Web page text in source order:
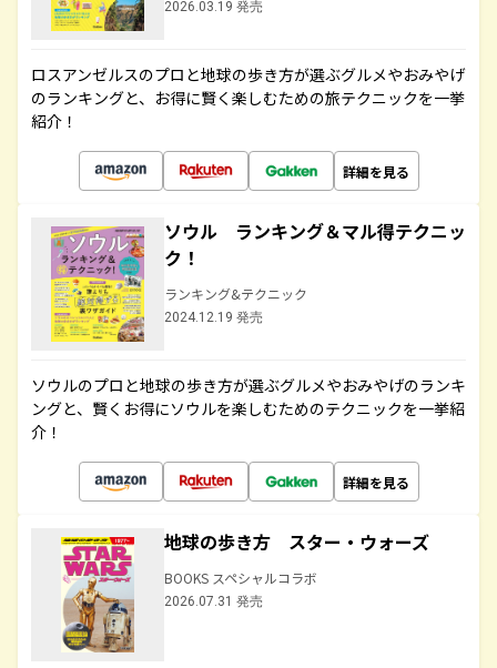
2026.03.19 発売
ロスアンゼルスのプロと地球の歩き方が選ぶグルメやおみやげ
のランキングと、お得に賢く楽しむための旅テクニックを一挙
紹介！
詳細を見る
ソウル ランキング＆マル得テクニッ
ク！
ランキング&テクニック
2024.12.19 発売
ソウルのプロと地球の歩き方が選ぶグルメやおみやげのランキ
ングと、賢くお得にソウルを楽しむためのテクニックを一挙紹
介！
詳細を見る
地球の歩き方 スター・ウォーズ
BOOKS スペシャルコラボ
2026.07.31 発売